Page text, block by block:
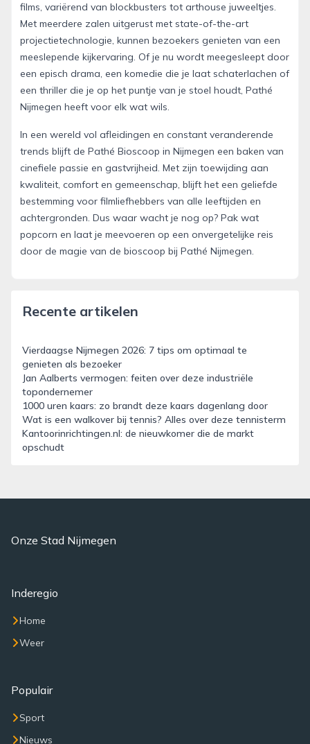
films, variërend van blockbusters tot arthouse juweeltjes.
Met meerdere zalen uitgerust met state-of-the-art
projectietechnologie, kunnen bezoekers genieten van een
meeslepende kijkervaring. Of je nu wordt meegesleept door
een episch drama, een komedie die je laat schaterlachen of
een thriller die je op het puntje van je stoel houdt, Pathé
Nijmegen heeft voor elk wat wils.
In een wereld vol afleidingen en constant veranderende
trends blijft de Pathé Bioscoop in Nijmegen een baken van
cinefiele passie en gastvrijheid. Met zijn toewijding aan
kwaliteit, comfort en gemeenschap, blijft het een geliefde
bestemming voor filmliefhebbers van alle leeftijden en
achtergronden. Dus waar wacht je nog op? Pak wat
popcorn en laat je meevoeren op een onvergetelijke reis
door de magie van de bioscoop bij Pathé Nijmegen.
Recente artikelen
Vierdaagse Nijmegen 2026: 7 tips om optimaal te
genieten als bezoeker
Jan Aalberts vermogen: feiten over deze industriële
topondernemer
1000 uren kaars: zo brandt deze kaars dagenlang door
Wat is een walkover bij tennis? Alles over deze tennisterm
Kantoorinrichtingen.nl: de nieuwkomer die de markt
opschudt
Onze Stad Nijmegen
Inderegio
Home
Weer
Populair
Sport
Nieuws